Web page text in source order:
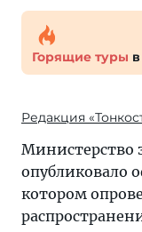
Горящие туры
Редакция
Министерство
опубликовало
котором